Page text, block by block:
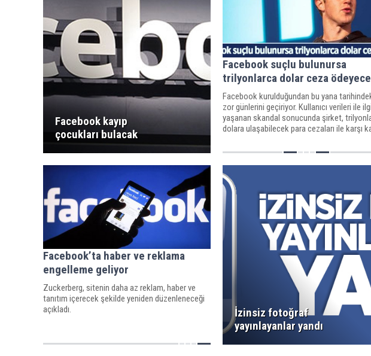
Facebook kayıp
çocukları bulacak
Facebook suçlu bulunursa
trilyonlarca dolar ceza
Facebook kurulduğundan bu yana
zor günlerini geçiriyor. Kullanıcı verileri ile
yaşanan skandal sonucunda şirket,
dolara ulaşabilecek para cezaları ile karşı
Facebook’ta haber ve reklama
engelleme geliyor
Zuckerberg, sitenin daha az reklam, haber ve
tanıtım içerecek şekilde yeniden düzenleneceği
açıkladı.
İzinsiz fotoğraf
yayınlayanlar yandı